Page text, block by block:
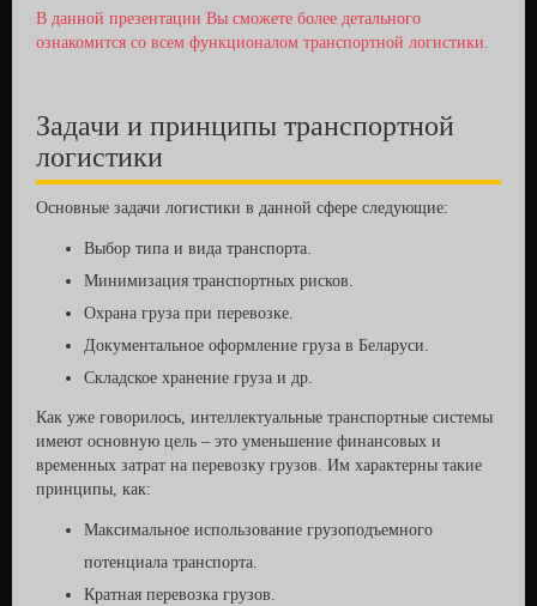
В данной презентации Вы сможете более детального
ознакомится со всем функционалом транспортной логистики.
Задачи и принципы транспортной
логистики
Основные задачи логистики в данной сфере следующие:
Выбор типа и вида транспорта.
Минимизация транспортных рисков.
Охрана груза при перевозке.
Документальное оформление груза в Беларуси.
Складское хранение груза и др.
Как уже говорилось, интеллектуальные транспортные системы
имеют основную цель – это уменьшение финансовых и
временных затрат на перевозку грузов. Им характерны такие
принципы, как:
Максимальное использование грузоподъемного
потенциала транспорта.
Кратная перевозка грузов.